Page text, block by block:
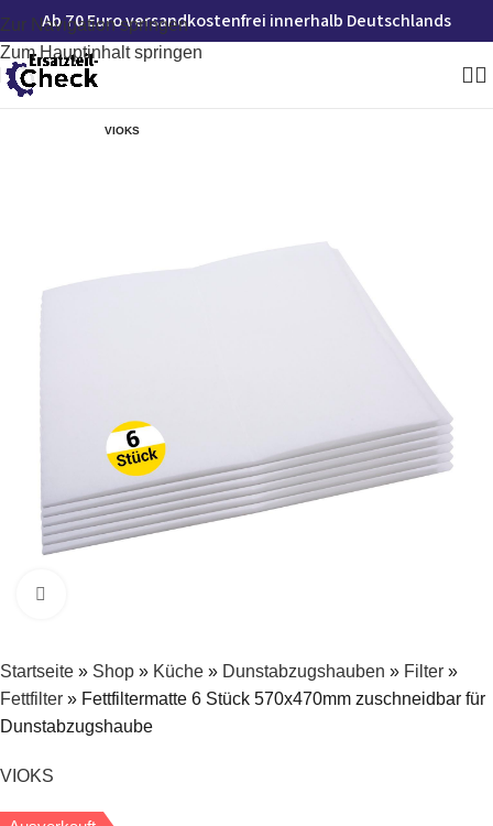
Zur Navigation springen
Zum Hauptinhalt springen
Ab 70 Euro versandkostenfrei innerhalb Deutschlands
VIOKS
Startseite » Shop » Küche » Dunstabzugshauben » Filter »
Fettfilter » Fettfiltermatte 6 Stück 570x470mm zuschneidbar für
Dunstabzugshaube
VIOKS